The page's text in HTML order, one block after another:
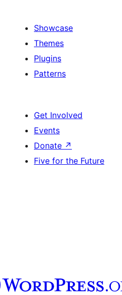
Showcase
Themes
Plugins
Patterns
Get Involved
Events
Donate ↗
Five for the Future